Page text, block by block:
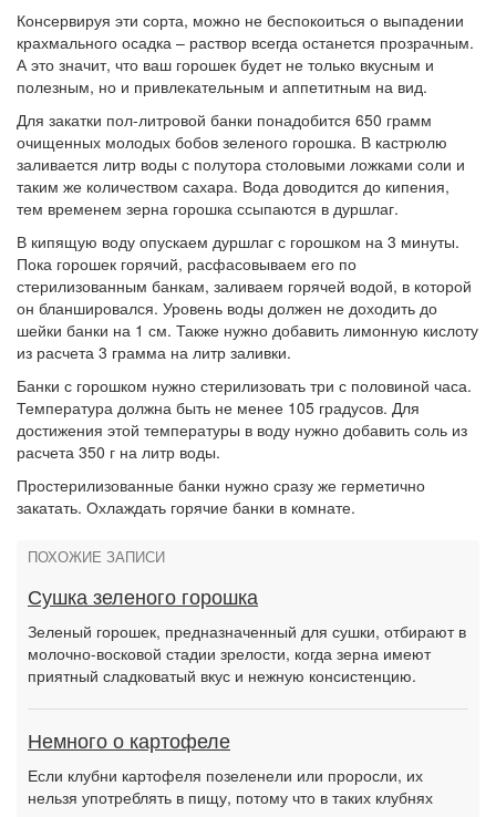
Консервируя эти сорта, можно не беспокоиться о выпадении
крахмального осадка – раствор всегда останется прозрачным.
А это значит, что ваш горошек будет не только вкусным и
полезным, но и привлекательным и аппетитным на вид.
Для закатки пол-литровой банки понадобится 650 грамм
очищенных молодых бобов зеленого горошка. В кастрюлю
заливается литр воды с полутора столовыми ложками соли и
таким же количеством сахара. Вода доводится до кипения,
тем временем зерна горошка ссыпаются в дуршлаг.
В кипящую воду опускаем дуршлаг с горошком на 3 минуты.
Пока горошек горячий, расфасовываем его по
стерилизованным банкам, заливаем горячей водой, в которой
он бланшировался. Уровень воды должен не доходить до
шейки банки на 1 см. Также нужно добавить лимонную кислоту
из расчета 3 грамма на литр заливки.
Банки с горошком нужно стерилизовать три с половиной часа.
Температура должна быть не менее 105 градусов. Для
достижения этой температуры в воду нужно добавить соль из
расчета 350 г на литр воды.
Простерилизованные банки нужно сразу же герметично
закатать. Охлаждать горячие банки в комнате.
ПОХОЖИЕ ЗАПИСИ
Сушка зеленого горошка
Зеленый горошек, предназначенный для сушки, отбирают в
молочно-восковой стадии зрелости, когда зерна имеют
приятный сладковатый вкус и нежную консистенцию.
Немного о картофеле
Если клубни картофеля позеленели или проросли, их
нельзя употреблять в пищу, потому что в таких клубнях